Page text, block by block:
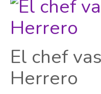
El chef
Herrero